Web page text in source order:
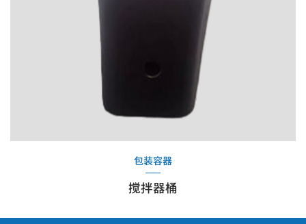
包装容器
搅拌器桶